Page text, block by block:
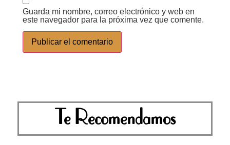
Guarda mi nombre, correo electrónico y web en
este navegador para la próxima vez que comente.
Te Recomendamos